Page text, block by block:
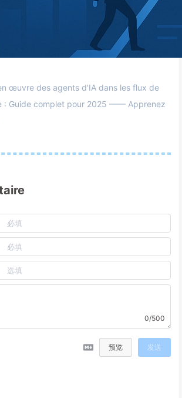
œuvre des agents d'IA dans les flux de
: Guide complet pour 2025 —— Apprenez
0/500
预览 发送